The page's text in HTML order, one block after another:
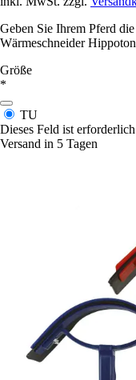
Geben Sie Ihrem Pferd
Wärmeschneider
Größe
*
TU
Dieses Feld ist erforderlich
Versand in 5 Tagen